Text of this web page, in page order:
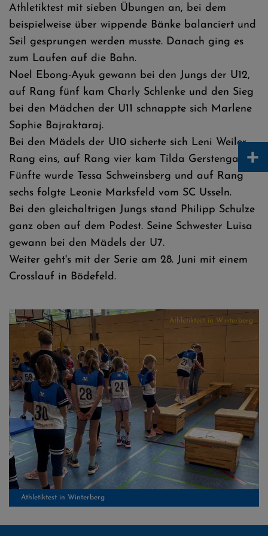
Athletiktest mit sieben Übungen an, bei dem
beispielweise über wippende Bänke balanciert und
Seil gesprungen werden musste. Danach ging es
zum Laufen auf die Bahn.
Noel Ebong-Ayuk gewann bei den Jungs der U12,
auf Rang fünf kam Charly Schlenke und den Sieg
bei den Mädchen der U11 schnappte sich Marlene
Sophie Bajraktaraj.
Bei den Mädels der U10 sicherte sich Leni Weiler
Rang eins, auf Rang vier kam Tilda Gerstengarbe,
Fünfte wurde Tessa Schweinsberg und auf Rang
sechs folgte Leonie Marksfeld vom SC Usseln.
Bei den gleichaltrigen Jungs stand Philipp Schulze
ganz oben auf dem Podest. Seine Schwester Luisa
gewann bei den Mädels der U7.
Weiter geht's mit der Serie am 28. Juni mit einem
Crosslauf in Bödefeld.
Athletiktest in Winterberg
Athletiktest in Winterberg
Athletiktest in Winterberg
+